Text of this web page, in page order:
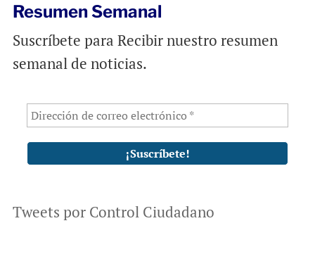
Resumen Semanal
Suscríbete para Recibir nuestro resumen
semanal de noticias.
Tweets por Control Ciudadano